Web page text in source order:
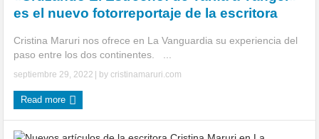
es el nuevo fotorreportaje de la escritora
Cristina Maruri nos ofrece en La Vanguardia su experiencia del
paso entre los dos continentes. ...
septiembre 29, 2022 | bycristinamaruri.com
Read more